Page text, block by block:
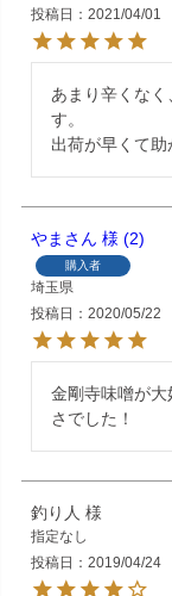
投稿日
2021/04/01
あまり辛くな
す。
出荷が早くて助
やまさん 2
購入者
埼玉県
投稿日
2020/05/22
金剛寺味噌が
さでした！
釣り人
指定なし
投稿日
2019/04/24